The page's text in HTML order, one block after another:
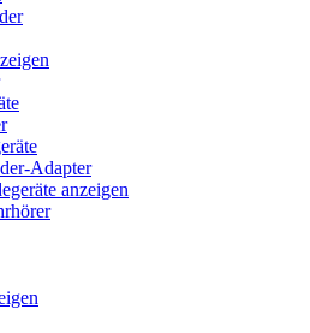
Adapter
anzeigen